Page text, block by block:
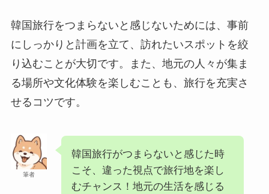
韓国旅行をつまらないと感じないためには、事前
にしっかりと計画を立て、訪れたいスポットを絞
り込むことが大切です。また、地元の人々が集ま
る場所や文化体験を楽しむことも、旅行を充実さ
せるコツです。
筆者
韓国旅行がつまらないと感じた時
こそ、違った視点で旅行地を楽し
むチャンス！地元の生活を感じる